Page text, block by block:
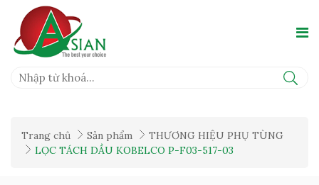
Trang chủ Sản phẩm
THƯƠNG HIỆU PHỤ TÙNG
LỌC TÁCH DẦU KOBELCO P-F03-517-03